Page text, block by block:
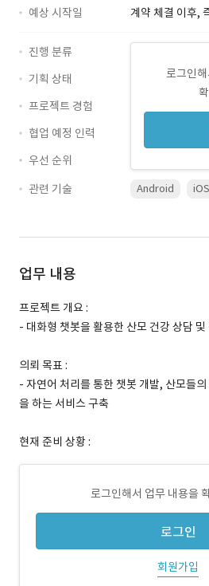
예상 시작일
계약 체결 이후,
로그인
진행 분류
기획 상태
프로젝트 경험
협업 예정 인력
우선 순위
관련 기술
Android iOS
업무 내용
프로젝트 개요 :
- 대화형 챗봇을 활용한 산모 건강 상담
의뢰 목표 :
- 자연어 처리를 통한 챗봇 개발, 산모들
을 하는 서비스 구축
현재 준비 상황 :
로그인해서 업무 내용을
로그인
회원가입